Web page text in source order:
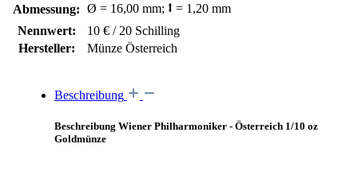
Abmessung: Ø = 16,00 mm; ⭥ = 1,20 mm
Nennwert:
10 € / 20 Schilling
Hersteller:
Münze Österreich
Beschreibung
Beschreibung Wiener Philharmoniker - Österreich 1/10 oz
Goldmünze